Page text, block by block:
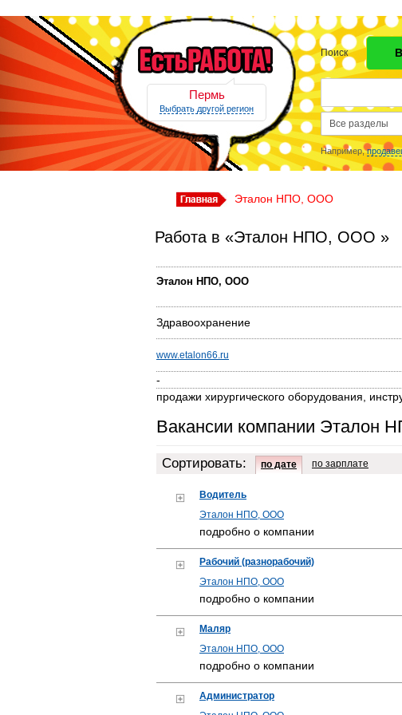
Пермь
Выбрать другой регион
Поиск
Например,
Эталон НПО, ООО
Работа в «Эталон НПО, ООО »
Эталон НПО, ООО
Здравоохранение
www.etalon66.ru
-
продажи хирургического оборудования,
Вакансии компании Эталон
Сортировать: по дате по зарплате
Водитель
Эталон НПО, ООО
подробно о компании
Рабочий (разнорабочий)
Эталон НПО, ООО
подробно о компании
Маляр
Эталон НПО, ООО
подробно о компании
Администратор